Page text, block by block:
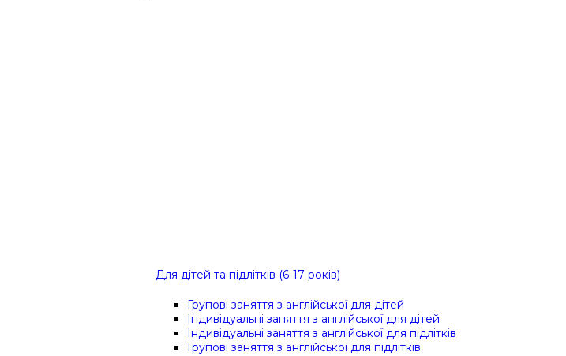
Для дітей та підлітків (6-17 років)
Групові заняття з англійської для дітей
Індивідуальні заняття з англійської для дітей
Індивідуальні заняття з англійської для підлітків
Групові заняття з англійської для підлітків